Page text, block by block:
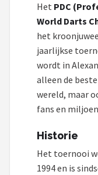
Spelregels
Uitgooilijst
Dartshop
POPULAIRE
Target
Winmau
Bull's
Het PDC
World Darts
het
jaarlijkse
wordt in
alleen de
wereld, maar
fans en
Historie
Het toernooi
1994 en is